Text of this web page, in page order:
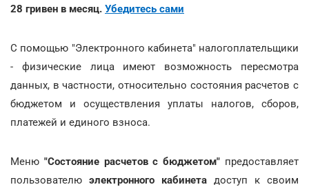
28 гривен в месяц. Убедитесь сами
С помощью "Электронного кабинета" налогоплательщики
- физические лица имеют возможность пересмотра
данных, в частности, относительно состояния расчетов с
бюджетом и осуществления уплаты налогов, сборов,
платежей и единого взноса.
Меню "Состояние расчетов с бюджетом" предоставляет
пользователю электронного кабинета доступ к своим